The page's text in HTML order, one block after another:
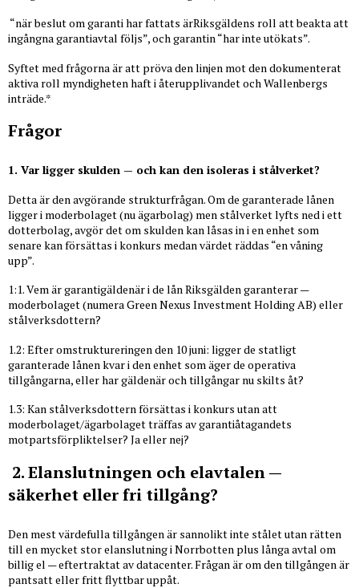
“när beslut om garanti har fattats ärRiksgäldens roll att beakta att
ingångna garantiavtal följs”, och garantin “har inte utökats”.
Syftet med frågorna är att pröva den linjen mot den dokumenterat
aktiva roll myndigheten haft i återupplivandet och Wallenbergs
inträde.*
Frågor
1. Var ligger skulden — och kan den isoleras i stålverket?
Detta är den avgörande strukturfrågan. Om de garanterade lånen
ligger i moderbolaget (nu ägarbolag) men stålverket lyfts ned i ett
dotterbolag, avgör det om skulden kan låsas in i en enhet som
senare kan försättas i konkurs medan värdet räddas “en våning
upp”.
1:1. Vem är garantigäldenär i de lån Riksgälden garanterar —
moderbolaget (numera Green Nexus Investment Holding AB) eller
stålverksdottern?
1.2: Efter omstruktureringen den 10 juni: ligger de statligt
garanterade lånen kvar i den enhet som äger de operativa
tillgångarna, eller har gäldenär och tillgångar nu skilts åt?
1.3: Kan stålverksdottern försättas i konkurs utan att
moderbolaget/ägarbolaget träffas av garantiåtagandets
motpartsförpliktelser? Ja eller nej?
2. Elanslutningen och elavtalen —
säkerhet eller fri tillgång?
Den mest värdefulla tillgången är sannolikt inte stålet utan rätten
till en mycket stor elanslutning i Norrbotten plus långa avtal om
billig el — eftertraktat av datacenter. Frågan är om den tillgången är
pantsatt eller fritt flyttbar uppåt.